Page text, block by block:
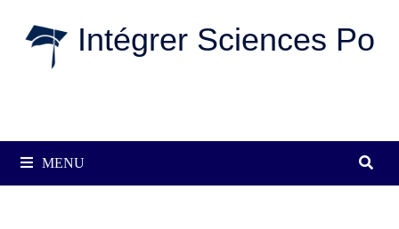
Intégrer Sciences Po
MENU